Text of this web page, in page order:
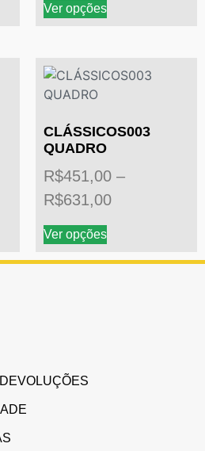
Ver opções
CLÁSSICOS003
QUADRO
R$451,00 –
R$631,00
Ver opções